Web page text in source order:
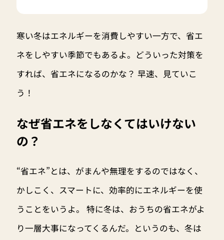
寒い冬はエネルギーを消費しやすい一方で、省エ
ネをしやすい季節でもあるよ。どういった対策を
すれば、省エネになるのかな？ 早速、見ていこ
う！
なぜ省エネをしなくてはいけない
の？
“省エネ”とは、がまんや無理をするのではなく、
かしこく、スマートに、効率的にエネルギーを使
うことをいうよ。 特に冬は、おうちの省エネがよ
り一層大事になってくるんだ。というのも、冬は